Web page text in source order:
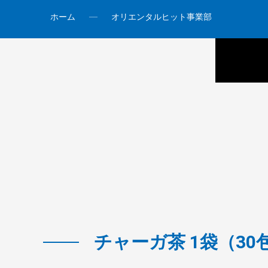
ホーム オリエンタルヒット事業部
チャーガ茶 1袋（30